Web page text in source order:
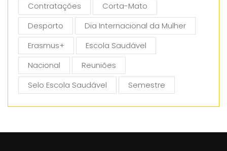
Contratações
Corta-Mato
Desporto
Dia Internacional da Mulher
Erasmus+
Escola Saudável
Nacional
Reuniões
Selo Escola Saudável
Semestre